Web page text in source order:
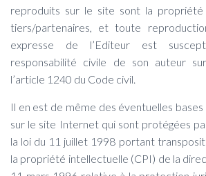
reproduits sur le site sont la propriété
tiers/partenaires, et toute
expresse de l’Editeur est
responsabilité civile de son auteur
l’article 1240 du Code civil.
Il en est de même des éventuelles
sur le site Internet qui sont protégées
la loi du 11 juillet 1998 portant
la propriété intellectuelle (CPI) de la